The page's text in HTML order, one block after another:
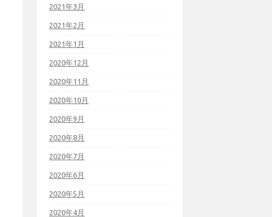
2021年3月
2021年2月
2021年1月
2020年12月
2020年11月
2020年10月
2020年9月
2020年8月
2020年7月
2020年6月
2020年5月
2020年4月